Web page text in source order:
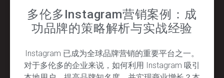
多伦多Instagram营销案例：成
功品牌的策略解析与实战经验
Instagram 已成为全球品牌营销的重要平台之一。
对于多伦多的企业来说，如何利用 Instagram 吸引